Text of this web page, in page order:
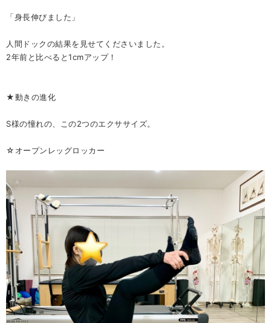
「身長伸びました」
人間ドックの結果を見せてくださいました。
2年前と比べると1cmアップ！
★動きの進化
S様の憧れの、この2つのエクササイズ。
☆オープンレッグロッカー